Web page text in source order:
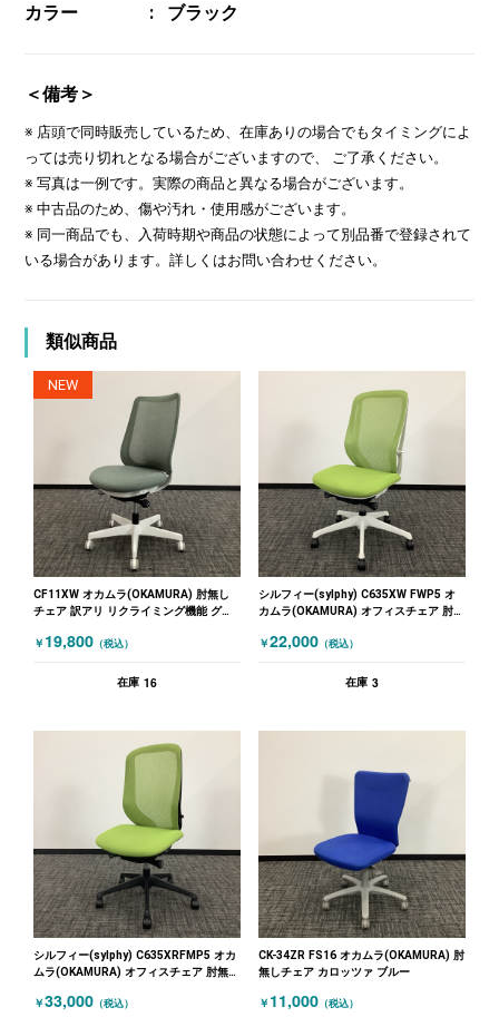
カラー ブラック
＜備考＞
※ 店頭で同時販売しているため、在庫ありの場合でもタイミングによ
っては売り切れとなる場合がございますので、 ご了承ください。
※ 写真は一例です。実際の商品と異なる場合がございます。
※ 中古品のため、傷や汚れ・使用感がございます。
※ 同一商品でも、入荷時期や商品の状態によって別品番で登録されて
いる場合があります。詳しくはお問い合わせください。
類似商品
NEW
CF11XW オカムラ(OKAMURA) 肘無し
チェア 訳アリ リクライミング機能 グリ
￥ 19,800 （税込）
在庫 16
シルフィー(sylphy) C635XW FWP5 オ
カムラ(OKAMURA) オフィスチェア 肘無
￥22,000 （税込）
在庫 3
シルフィー(sylphy) C635XRFMP5 オカ
ムラ(OKAMURA) オフィスチェア 肘無し
￥33,000 （税込）
CK-34ZR FS16 オカムラ(OKAMURA) 肘
無しチェア カロッツァ ブルー
￥ 11,000 （税込）